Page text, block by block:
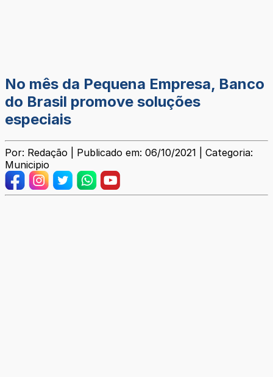
No mês da Pequena Empresa, Banco
do Brasil promove soluções
especiais
Por: Redação | Publicado em: 06/10/2021 | Categoria:
Municipio